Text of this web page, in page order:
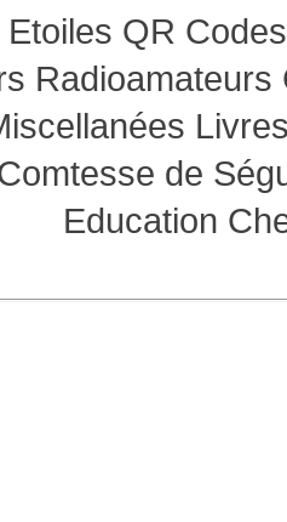
QR Codes
Radioamateurs
de
Education